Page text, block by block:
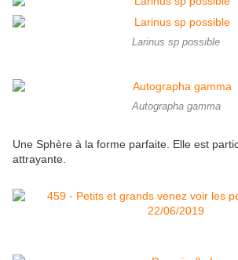
Larinus sp possible
Autographa gamma
Une Sphère à la forme parfaite. Elle est
attrayante.